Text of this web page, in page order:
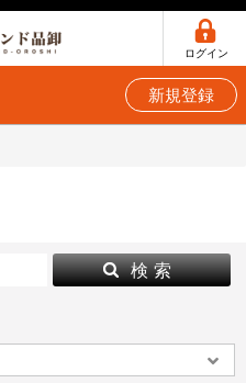
ログイン
新規登録
検 索